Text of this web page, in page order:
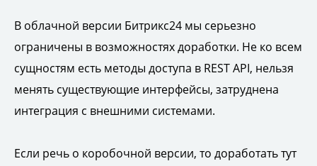
В облачной версии Битрикс24 мы серьезно
ограничены в возможностях доработки. Не ко всем
сущностям есть методы доступа в REST API, нельзя
менять существующие интерфейсы, затруднена
интеграция с внешними системами.
Если речь о коробочной версии, то доработать тут